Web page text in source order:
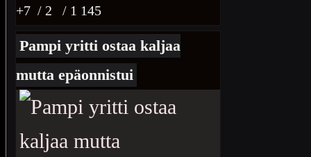
+7 / 2 / 1 145
Pampi yritti ostaa kaljaa
mutta epäonnistui